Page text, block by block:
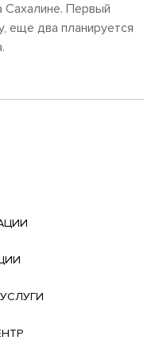
Первый
еще два планируется